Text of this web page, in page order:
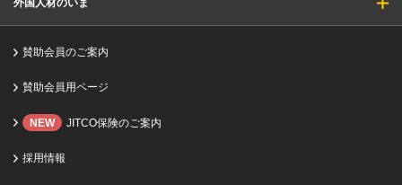
外国人材のいま
賛助会員のご案内
賛助会員用ページ
NEW JITCO保険のご案内
採用情報